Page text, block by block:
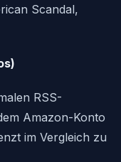
Scandal,
RSS-
Amazon-Konto
im Vergleich zu